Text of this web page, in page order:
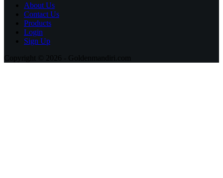
About Us
Contact Us
Products
Login
Sign Up
Copyright © 2026 - Goldenmandiri.com